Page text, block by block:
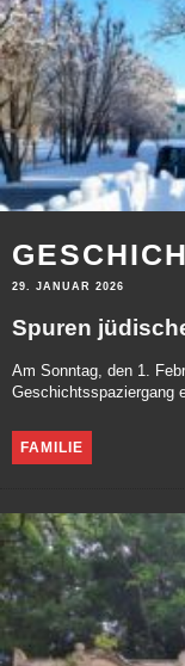
29. JANUAR 2026
Spuren
Am Sonntag, den 1.
Geschichtsspaziergang
FAMILIE